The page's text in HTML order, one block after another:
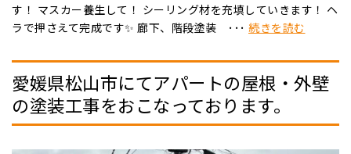
す！ マスカー養生して！ シーリング材を充填していきます！ ヘ
ラで押さえて完成です✨ 廊下、階段塗装 ･･･ 続きを読む
愛媛県松山市にてアパートの屋根・外壁
の塗装工事をおこなっております。